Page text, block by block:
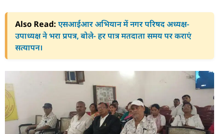
Also Read: एसआईआर अभियान में नगर परिषद अध्यक्ष-
उपाध्यक्ष ने भरा प्रपत्र, बोले- हर पात्र मतदाता समय पर कराएं
सत्यापन।